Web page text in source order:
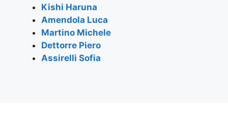
Kishi Haruna
Amendola Luca
Martino Michele
Dettorre Piero
Assirelli Sofia